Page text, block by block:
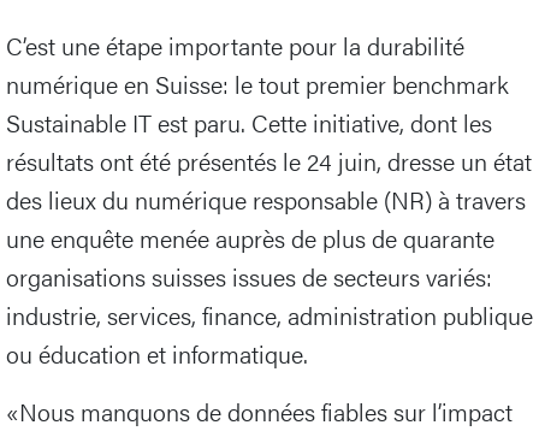
C’est une étape importante pour la durabilité
numérique en Suisse: le tout premier benchmark
Sustainable IT est paru. Cette initiative, dont les
résultats ont été présentés le 24 juin, dresse un état
des lieux du numérique responsable (NR) à travers
une enquête menée auprès de plus de quarante
organisations suisses issues de secteurs variés:
industrie, services, finance, administration publique
ou éducation et informatique.
«Nous manquons de données fiables sur l’impact